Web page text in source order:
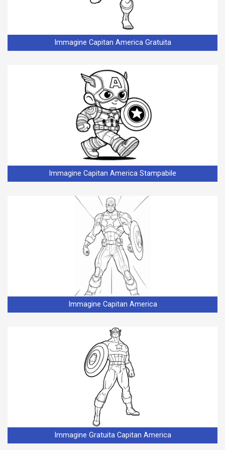
Immagine Capitan America Gratuita
Immagine Capitan America Stampabile
Immagine Capitan America
Immagine Gratuita Capitan America